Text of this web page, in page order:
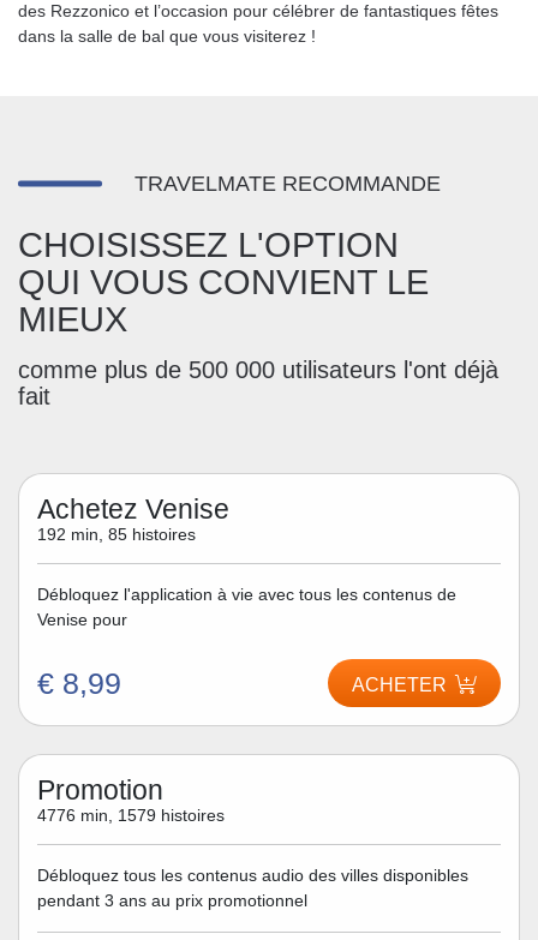
des Rezzonico et l’occasion pour célébrer de fantastiques fêtes
dans la salle de bal que vous visiterez !
TRAVELMATE RECOMMANDE
CHOISISSEZ L'OPTION
QUI VOUS CONVIENT LE
MIEUX
comme plus de 500 000 utilisateurs l'ont déjà
fait
Achetez Venise
192 min, 85 histoires
Débloquez l'application à vie avec tous les contenus de
Venise pour
€ 8,99 ACHETER
Promotion
4776 min, 1579 histoires
Débloquez tous les contenus audio des villes disponibles
pendant 3 ans au prix promotionnel